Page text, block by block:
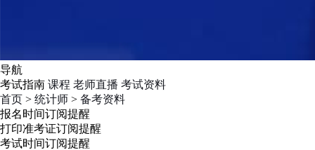
导航
考试指南 课程 老师直播 考试资料
首页 > 统计师 > 备考资料
报名时间订阅提醒
打印准考证订阅提醒
考试时间订阅提醒